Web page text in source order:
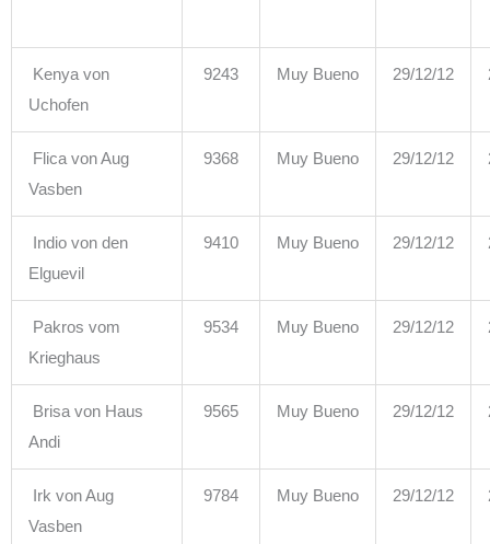
Kenya von
Uchofen
9243 Muy Bueno 29/12/12
Flica von Aug
Vasben
9368 Muy Bueno 29/12/12
Indio von den
Elguevil
9410 Muy Bueno 29/12/12
Pakros vom
Krieghaus
9534 Muy Bueno 29/12/12
Brisa von Haus
Andi
9565 Muy Bueno 29/12/12
Irk von Aug
Vasben
9784 Muy Bueno 29/12/12